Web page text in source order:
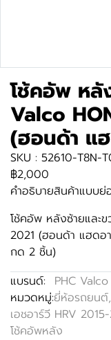
โช้คอัพ หลั
Valco
(ฮอนด้า แ
SKU : 52610-T8N-
฿2,000
คำอธิบายสินค้าแบบย่
โช้คอัพ หลังซ้ายและ
2021 (ฮอนด้า แฮดอ
กด 2 ชิ้น)
แบรนด์:
PHC
หมวดหมู่:ยี่ห้อรถยนต์,
เอชอาร์วี HRV
โช้คอัพหลัง